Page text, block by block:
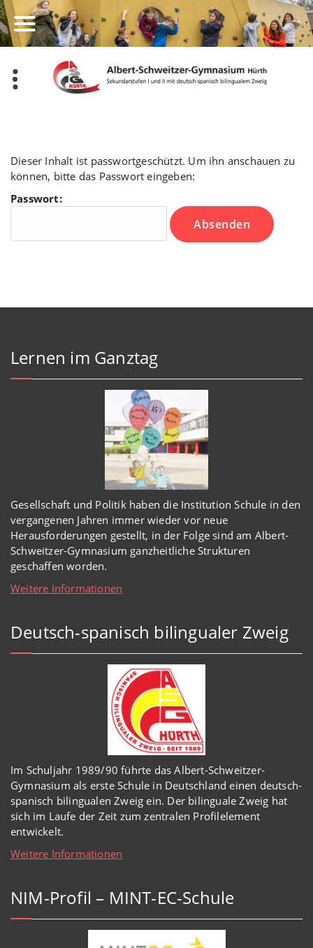
Zum
Inhalt
springen
Dieser Inhalt ist passwortgeschützt. Um ihn anschauen zu
können, bitte das Passwort eingeben:
Passwort:
Lernen im Ganztag
Gesellschaft und Politik haben die Institution Schule in den
vergangenen Jahren immer wiedervor neue
Herausforderungen gestellt, in der Folge sind am Albert-
Schweitzer-Gymnasium ganzheitliche Strukturen
geschaffen worden.
Weitere Informationen
Deutsch-spanisch bilingualer Zweig
Im Schuljahr 1989/90 führte das Albert-Schweitzer-
Gymnasium als erste Schule in Deutschland einen deutsch-
spanisch bilingualen Zweig ein. Der bilinguale Zweig hat
sich im Laufe der Zeit zum zentralen Profilelement
entwickelt.
Weitere Informationen
NIM-Profil – MINT-EC-Schule